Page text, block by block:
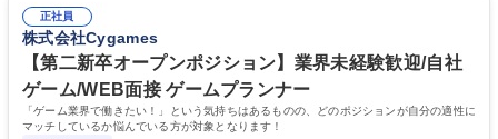
管理 ・福利厚生関連 ・職員からの問合せ、相談対応 ・その他日常の総務
業務全般 募集職種 【東京／文京区】公益財団法人の総務人事業務／年間
休日125日
正社員
株式会社Cygames
【第二新卒オープンポジション】業界未経験歓迎/自社
ゲーム/WEB面接 ゲームプランナー
「ゲーム業界で働きたい！」という気持ちはあるものの、どのポジションが自分の適性に
マッチしているか悩んでいる方が対象となります！